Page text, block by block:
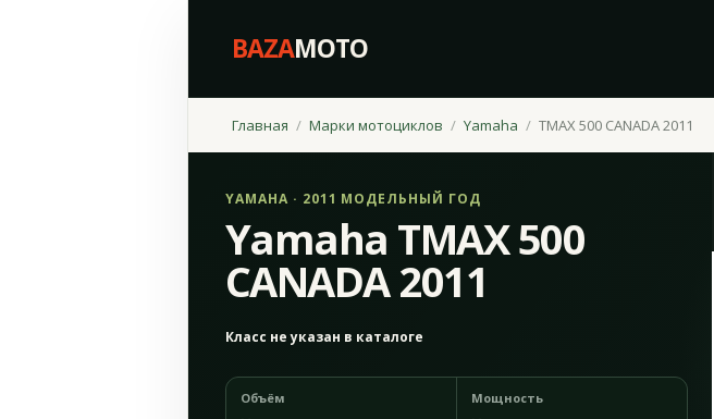
BAZAMOTO
Главная Марки мотоциклов Yamaha TMAX 500 CANADA 2011
YAMAHA · 2011 МОДЕЛЬНЫЙ ГОД
Yamaha TMAX 500
CANADA 2011
Класс не указан в каталоге
Объём Мощность